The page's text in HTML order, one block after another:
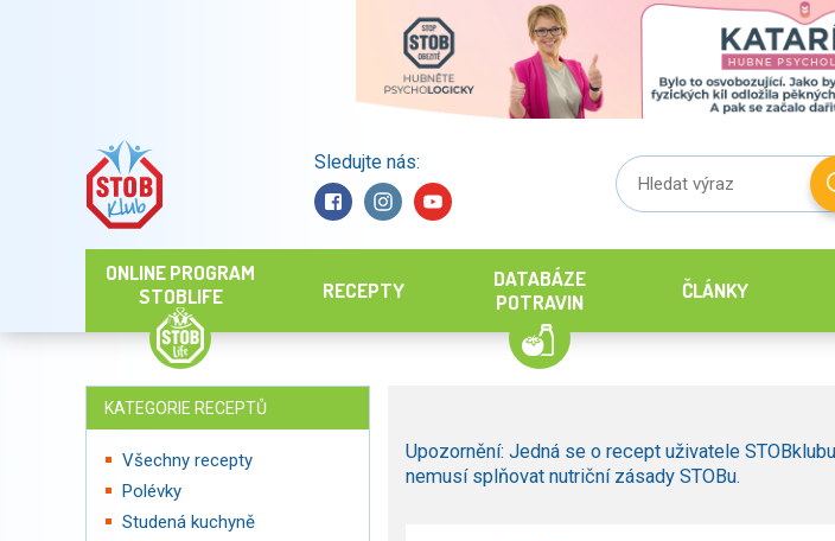
Sledujte nás:
ONLINE PROGRAM
STOBLIFE
RECEPTY
DATABÁZE
POTRAVIN
ČLÁNKY
KATEGORIE RECEPTŮ
Všechny recepty
Polévky
Studená kuchyně
Upozornění: Jedná se o recept uživatele
nemusí splňovat nutriční zásady STOBu.